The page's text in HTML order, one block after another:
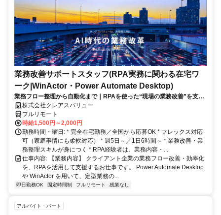
業務改善サポートスタッフ(RPA実務に関わる在宅ワ
ーク|WinActor・Power Automate Desktop)
業務フロー整理から自動化まで｜RPAを使った“現場の業務改善”を支え
る在宅ワーク｜週5日・1日6時間～
株式会社クレアスバリュー
フルリモート
時給1,500円～2,000円
勤務時間・曜日: * 完全在宅勤務／全国から応募OK * フレックス対応
可（家庭事情にも柔軟対応） * 週5日～／1日6時間～ * 業務改善・業
務整理スキルが身につく * RPA経験者は、業務内容・...
仕事内容: 【業務内容】 クライアント企業の業務フロー改善・効率化
を、RPAを活用して支援するお仕事です。 Power Automate Desktop
や WinActor を用いて、定型業務の...
即日勤務OK 固定時間制 フルリモート 残業なし
アルバイト・パート